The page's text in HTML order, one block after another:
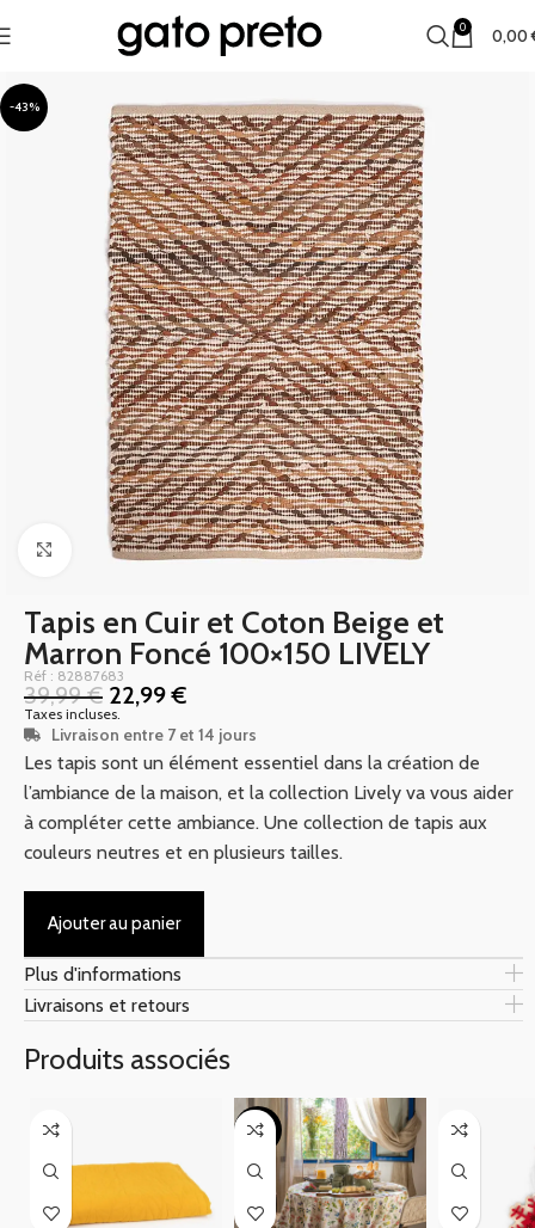
0 0,00
-43%
Click to enlarge
Tapis en Cuir et Coton Beige et
Marron Foncé 100×150 LIVELY
Réf : 82887683
39,99€ 22,99€
Taxes incluses.
Livraison entre 7 et 14 jours
Les tapis sont un élément essentiel dans la création de
l’ambiance de la maison, et la collection Lively va vous aider
à compléter cette ambiance. Une collection de tapis aux
couleurs neutres et en plusieurs tailles.
Ajouter au panier
Plus d'informations
Livraisons et retours
Produits associés
-17%